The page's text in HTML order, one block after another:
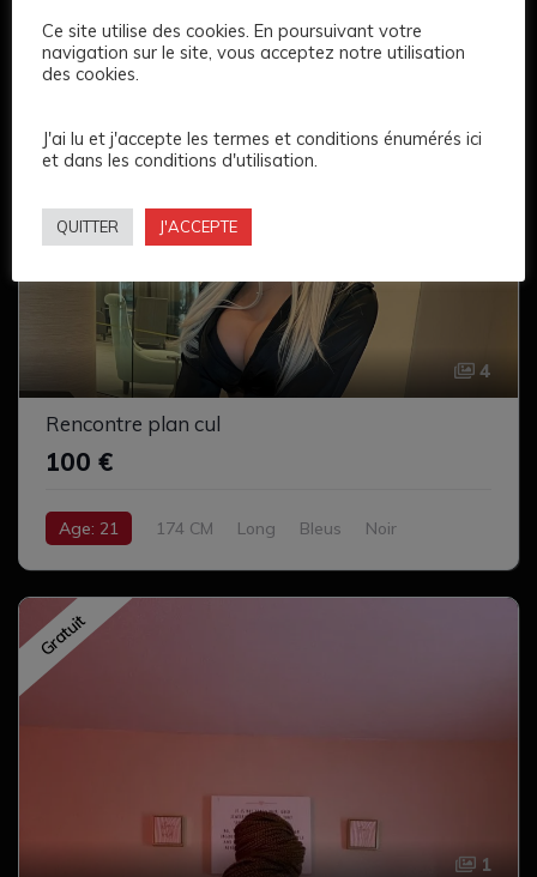
Age: 22 171 CM Long Noir
Marron
Géant
Complet
Gratuit
4
Rencontre plan cul
100 €
Age: 21 174 CM Long Bleus
Noir
Gratuit
1
Ce site utilise des cookies. En poursuivant votre
navigation sur le site, vous acceptez notre utilisation
des cookies.
J'ai lu et j'accepte les termes et conditions énumérés ici
et dans les conditions d'utilisation.
QUITTER J'ACCEPTE